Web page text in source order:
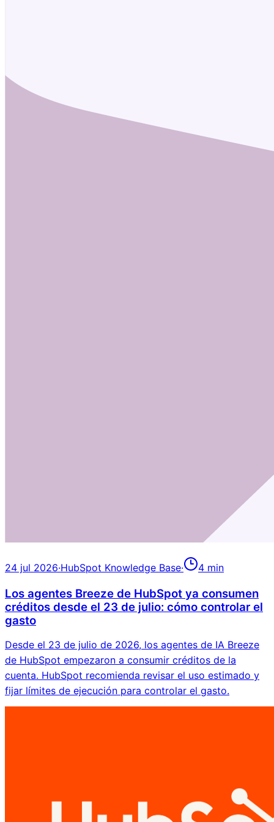
24 jul 2026·HubSpot Knowledge Base· 4 min
Los agentes Breeze de HubSpot ya consumen
créditos desde el 23 de julio: cómo controlar el
gasto
Desde el 23 de julio de 2026, los agentes de IA Breeze
de HubSpot empezaron a consumir créditos de la
cuenta. HubSpot recomienda revisar el uso estimado y
fijar límites de ejecución para controlar el gasto.